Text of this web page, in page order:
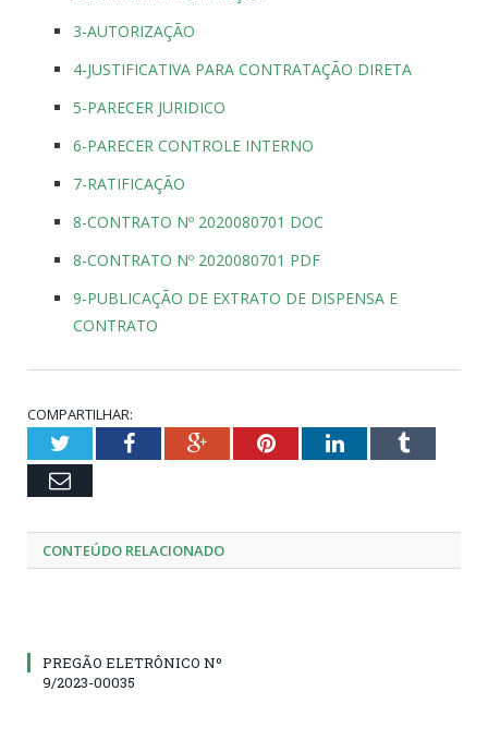
3-AUTORIZAÇÃO
4-JUSTIFICATIVA PARA CONTRATAÇÃO DIRETA
5-PARECER JURIDICO
6-PARECER CONTROLE INTERNO
7-RATIFICAÇÃO
8-CONTRATO Nº 2020080701 DOC
8-CONTRATO Nº 2020080701 PDF
9-PUBLICAÇÃO DE EXTRATO DE DISPENSA E
CONTRATO
COMPARTILHAR:
TwitterFacebookGoogle+PinterestLinkedInTumblr
Email
CONTEÚDO RELACIONADO
PREGÃO ELETRÔNICO Nº
9/2023-00035